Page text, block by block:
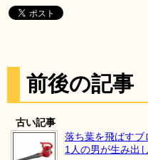
前後の記事
古い記事
落ち葉を飛ばすブ
1人の男が生み出